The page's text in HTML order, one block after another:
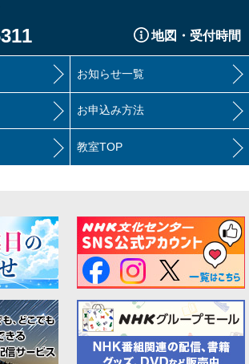
地図・受付時間
お知らせ一覧
お申込み方法
教室TOP